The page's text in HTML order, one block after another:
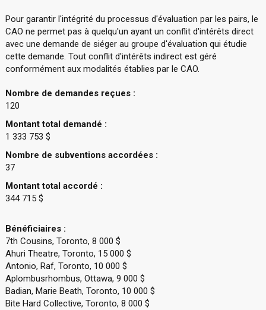
Pour garantir l'intégrité du processus d'évaluation par les pairs, le
CAO ne permet pas à quelqu'un ayant un conflit d'intérêts direct
avec une demande de siéger au groupe d'évaluation qui étudie
cette demande. Tout conflit d'intérêts indirect est géré
conformément aux modalités établies par le CAO.
Nombre de demandes reçues :
120
Montant total demandé :
1 333 753 $
Nombre de subventions accordées :
37
Montant total accordé :
344 715 $
Bénéficiaires :
7th Cousins, Toronto, 8 000 $
Ahuri Theatre, Toronto, 15 000 $
Antonio, Raf, Toronto, 10 000 $
Aplombusrhombus, Ottawa, 9 000 $
Badian, Marie Beath, Toronto, 10 000 $
Bite Hard Collective, Toronto, 8 000 $